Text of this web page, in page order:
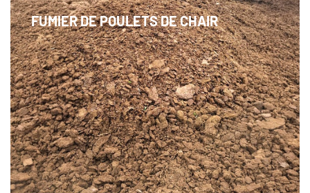
Des fientes de volailles à fort potentiel nutritif et
énergétique
FUMIER DE POULETS DE CHAIR